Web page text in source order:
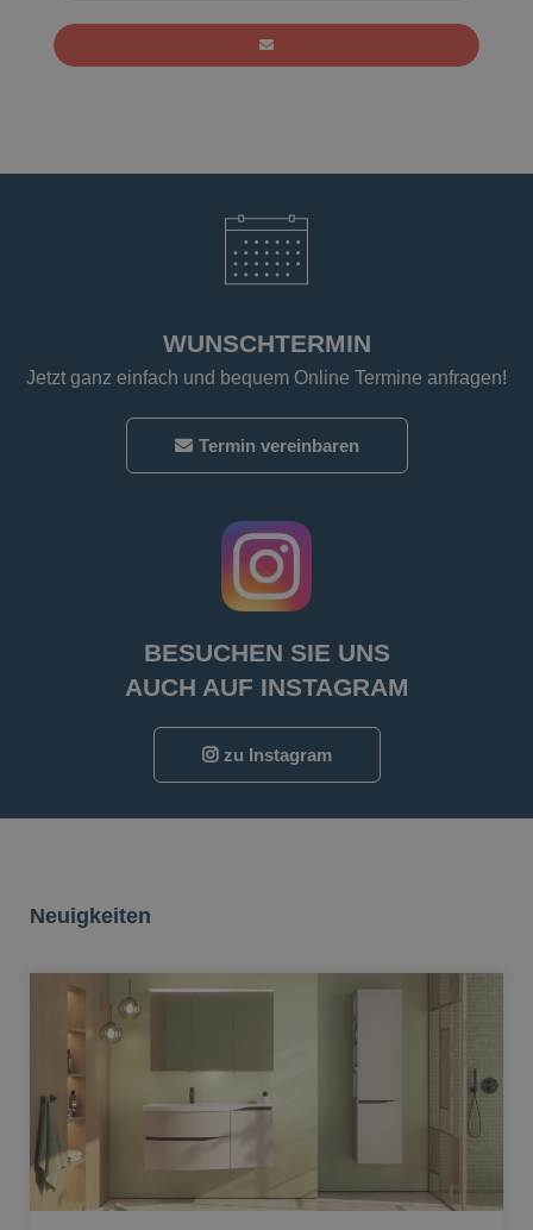
WUNSCHTERMIN
Jetzt ganz einfach und bequem Online Termine anfragen!
Termin vereinbaren
BESUCHEN SIE UNS
AUCH AUF INSTAGRAM
zu Instagram
Neuigkeiten